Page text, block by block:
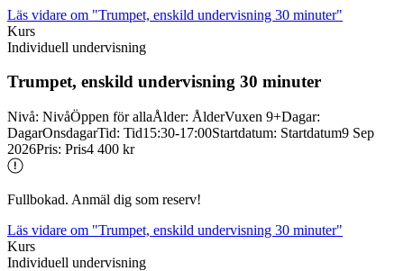
Läs vidare om "Trumpet, enskild undervisning 30 minuter"
Kurs
Individuell undervisning
Trumpet, enskild undervisning 30 minuter
Nivå: NivåÖppen för allaÅlder: ÅlderVuxen 9+Dagar:
DagarOnsdagarTid: Tid15:30-17:00Startdatum: Startdatum9 Sep
2026Pris: Pris4 400 kr
Fullbokad. Anmäl dig som reserv!
Läs vidare om "Trumpet, enskild undervisning 30 minuter"
Kurs
Individuell undervisning